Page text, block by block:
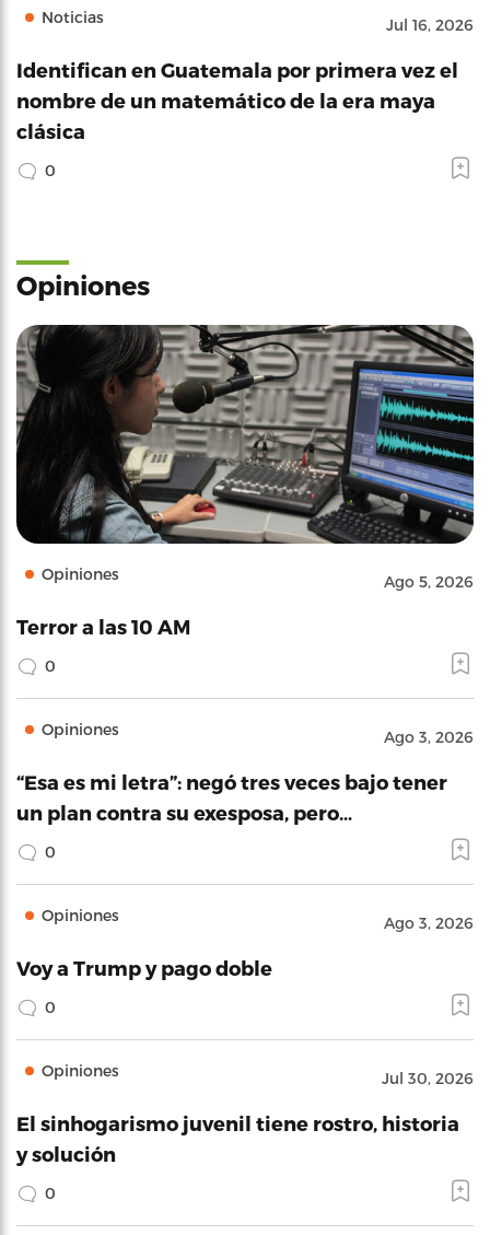
Noticias Jul 16, 2026
Identifican en Guatemala por primera vez el
nombre de un matemático de la era maya
clásica
0
Opiniones
Opiniones Ago 5, 2026
Terror a las 10 AM
0
Opiniones Ago 3, 2026
“Esa es mi letra”: negó tres veces bajo tener
un plan contra su exesposa, pero…
0
Opiniones Ago 3, 2026
Voy a Trump y pago doble
0
Opiniones Jul 30, 2026
El sinhogarismo juvenil tiene rostro, historia
y solución
0